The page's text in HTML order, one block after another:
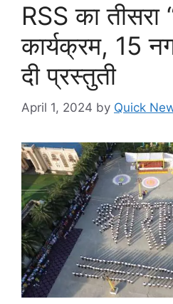
RSS का तीसरा
कार्यक्रम, 15
दी प्रस्तुती
April 1, 2024 by Quick